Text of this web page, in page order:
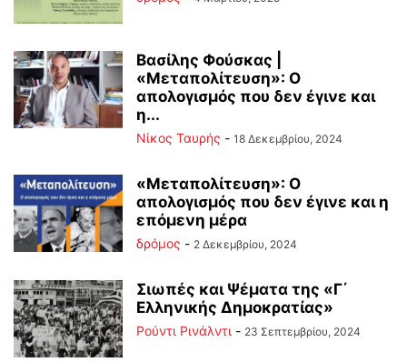
Βασίλης Φούσκας |
«Μεταπολίτευση»: Ο
απολογισμός που δεν έγινε και
η...
Νίκος Ταυρής - 18 Δεκεμβρίου, 2024
«Μεταπολίτευση»: Ο
απολογισμός που δεν έγινε και η
επόμενη μέρα
δρόμος - 2 Δεκεμβρίου, 2024
Σιωπές και Ψέματα της «Γ΄
Ελληνικής Δημοκρατίας»
Ρούντι Ρινάλντι - 23 Σεπτεμβρίου, 2024